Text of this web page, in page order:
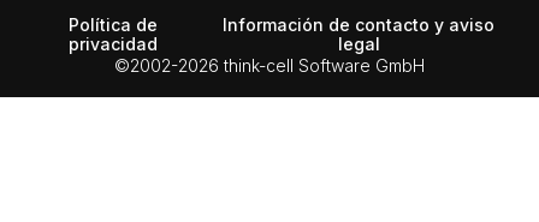
©2002-2026 think-cell Software GmbH
Política de
privacidad
Información de contacto y aviso
legal